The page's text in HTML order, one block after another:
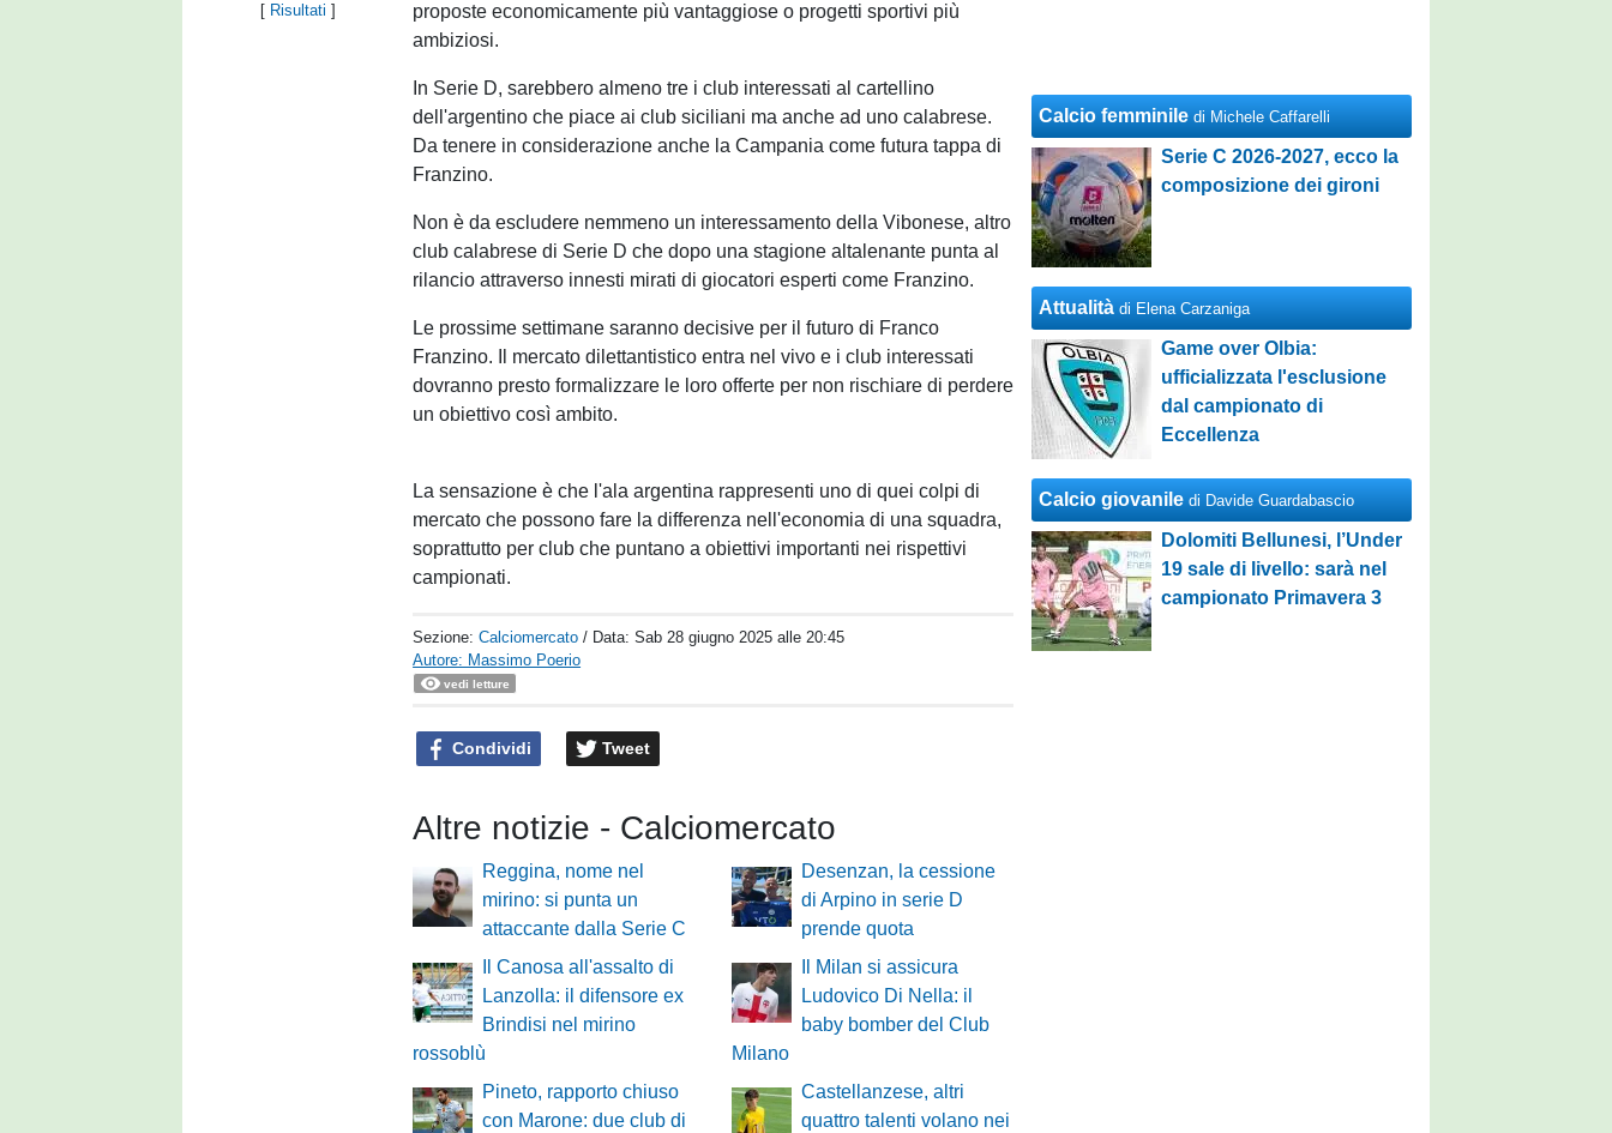
[ Risultati ]
proposte economicamente più vantaggiose o progetti sportivi più
ambiziosi.
In Serie D, sarebbero almeno tre i club interessati al cartellino
dell'argentino che piace ai club siciliani ma anche ad uno calabrese.
Da tenere in considerazione anche la Campania come futura tappa di
Franzino.
Non è da escludere nemmeno un interessamento della Vibonese, altro
club calabrese di Serie D che dopo una stagione altalenante punta al
rilancio attraverso innesti mirati di giocatori esperti come Franzino.
Le prossime settimane saranno decisive per il futuro di Franco
Franzino. Il mercato dilettantistico entra nel vivo e i club interessati
dovranno presto formalizzare le loro offerte per non rischiare di perdere
un obiettivo così ambito.
La sensazione è che l'ala argentina rappresenti uno di quei colpi di
mercato che possono fare la differenza nell'economia di una squadra,
soprattutto per club che puntano a obiettivi importanti nei rispettivi
campionati.
Sezione:Calciomercato / Data:Sab 28 giugno 2025 alle 20:45
Autore: Massimo Poerio
vedi letture
Condividi Tweet
Altre notizie - Calciomercato
Reggina, nome nel
mirino: si punta un
attaccante dalla Serie C
Desenzan, la cessione
di Arpino in serie D
prende quota
Il Canosa all'assalto di
Lanzolla: il difensore ex
Brindisi nel mirino
rossoblù
Il Milan si assicura
Ludovico Di Nella: il
baby bomber del Club
Milano
Pineto, rapporto chiuso
con Marone: due club di
Castellanzese, altri
quattro talenti volano nei
Calcio femminile di Michele Caffarelli
Serie C 2026-2027, ecco la
composizione dei gironi
Attualità di Elena Carzaniga
Game over Olbia:
ufficializzata l'esclusione
dal campionato di
Eccellenza
Calcio giovanile di Davide Guardabascio
Dolomiti Bellunesi, l’Under
19 sale di livello: sarà nel
campionato Primavera 3